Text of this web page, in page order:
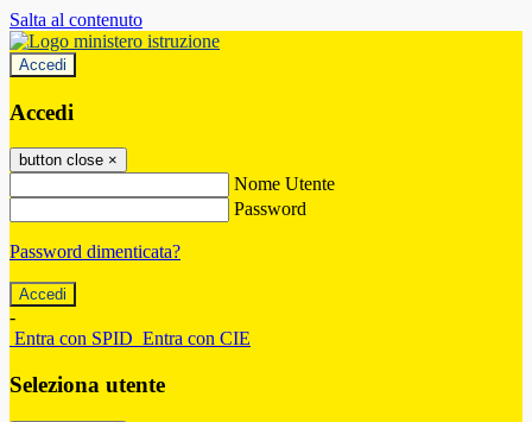
Salta al contenuto
Accedi
Accedi
button close ×
Nome Utente
Password
Password dimenticata?
-
Entra con SPID Entra con CIE
Seleziona utente